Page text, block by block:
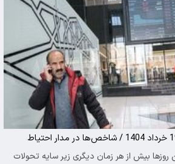
این روزها بیش از هر زمان دیگری زیر سایه تحولات